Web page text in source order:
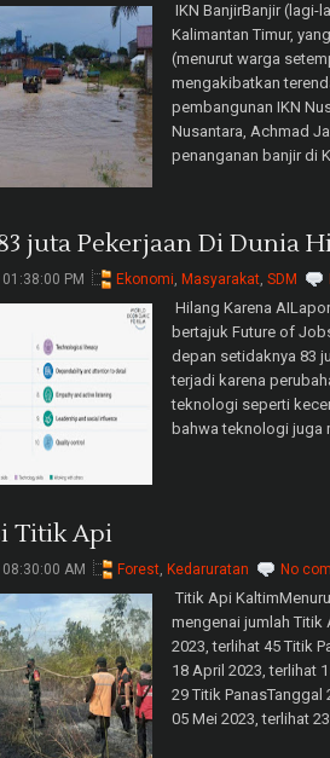
IKN BanjirBanjir (lagi-
Kalimantan Timur,
(menurut warga
mengakibatkan
pembangunan IKN
Nusantara, Achmad
penanganan banjir di
juta Pekerjaan Di Dunia
PM Ekonomi, Masyarakat, SDM
Hilang Karena
bertajuk Future of
depan setidaknya 83
terjadi karena
teknologi seperti
bahwa teknologi juga
Titik Api
AM Forest, Kedaruratan No
Titik Api
mengenai jumlah Titik
2023, terlihat 45 Titik
18 April 2023, terlihat
29 Titik PanasTanggal
05 Mei 2023, terlihat